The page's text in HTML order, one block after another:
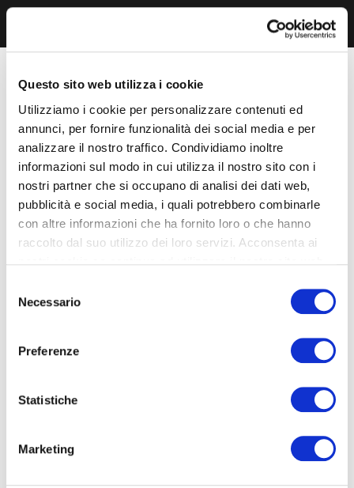
Questo sito web utilizza i cookie
Utilizziamo i cookie per personalizzare contenuti ed
annunci, per fornire funzionalità dei social media e per
analizzare il nostro traffico. Condividiamo inoltre
informazioni sul modo in cui utilizza il nostro sito con i
nostri partner che si occupano di analisi dei dati web,
pubblicità e social media, i quali potrebbero combinarle
con altre informazioni che ha fornito loro o che hanno
raccolto dal suo utilizzo dei loro servizi. Acconsenta ai
delNecessario
Preferenze
Statistiche
Marketing